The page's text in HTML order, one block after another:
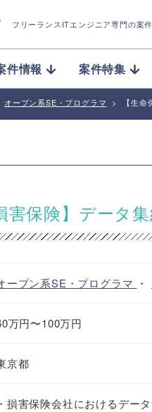
フリーランスITエンジニア専門の案
件情報 案件特集
オープン系SE・プログラマ > 【生
害保険】データ
ープン系SE・プログラマ ・
万円〜100万円
京都
・損害保険会社におけるデー